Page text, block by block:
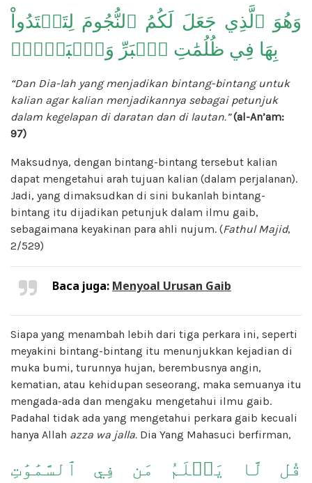
وَهُوَ ٱلَّذِي جَعَلَ لَكُمُ ٱلنُّجُومَ لِتَهۡتَدُواْ
بِهَا فِي ظُلُمَٰتِ ٱلۡبَرِّ وَٱلۡبَحۡرِۗ
“Dan Dia-lah yang menjadikan bintang-bintang untuk
kalian agar kalian menjadikannya sebagai petunjuk
dalam kegelapan di daratan dan di lautan.” (al-An’am:
97)
Maksudnya, dengan bintang-bintang tersebut kalian
dapat mengetahui arah tujuan kalian (dalam perjalanan).
Jadi, yang dimaksudkan di sini bukanlah bintang-
bintang itu dijadikan petunjuk dalam ilmu gaib,
sebagaimana keyakinan para ahli nujum. (Fathul Majid,
2/529)
Baca juga: Menyoal Urusan Gaib
Siapa yang menambah lebih dari tiga perkara ini, seperti
meyakini bintang-bintang itu menunjukkan kejadian di
muka bumi, turunnya hujan, berembusnya angin,
kematian, atau kehidupan seseorang, maka semuanya itu
mengada-ada dan mengaku mengetahui ilmu gaib.
Padahal tidak ada yang mengetahui perkara gaib kecuali
hanya Allah azza wa jalla. Dia Yang Mahasuci berfirman,
قُل لَّا يَعۡلَمُ مَن فِي ٱلسَّمَٰوَٰتِ